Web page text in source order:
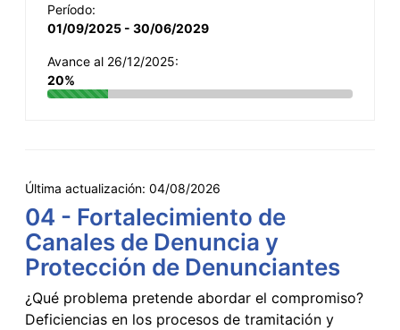
Período:
01/09/2025 - 30/06/2029
Avance al 26/12/2025:
20%
Última actualización: 04/08/2026
04 - Fortalecimiento de
Canales de Denuncia y
Protección de Denunciantes
¿Qué problema pretende abordar el compromiso?
Deficiencias en los procesos de tramitación y